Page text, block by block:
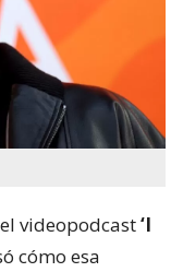
videopodcast‘I
cómo esa